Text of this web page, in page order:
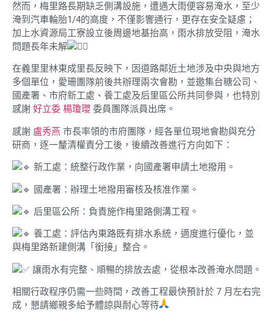
然而，梅里路長期缺乏側溝設施，遭遇大雨便容易淹水，至少
淹到汽車輪胎1/4的高度，不僅影響通行，更存在安全疑慮；
加上水資源局工寮設立後周邊地基抬高，雨水排放受阻，淹水
問題長年未解
在義里里林東成里長反映下，因道路鄰近土地涉及中央與地方
多個單位，愛珊團隊前後共辦理兩次會勘，並邀集台糖公司、
國產署、市府新工處、養工處及后里區公所共同參與，也特別
感謝 好立委 楊瓊瓔 委員團隊派員出席。
感謝 盧秀燕 市長率領的市府團隊，經各單位現地會勘與充分
研商，逐一釐清權責分工後，後續改善進行方向如下：
新工處：統整行政作業，向國產署申請土地撥用。
國產署：辦理土地撥用審核及核准作業。
后里區公所：負責施作梅里路側溝工程。
養工處：評估內東路既有排水系統，適度進行優化，並
與梅里路新建側溝「銜接」整合。
讓雨水有完整、順暢的排放去處，從根本改善淹水問題。
相關行政程序仍需一些時間，改善工程最快預計於 7 月左右完
成，懇請鄉親多給予體諒與耐心等待